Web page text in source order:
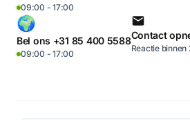
09:00 - 17:00
Bel ons +31 85 400 5588
09:00 - 17:00
Contact
Reactie binnen